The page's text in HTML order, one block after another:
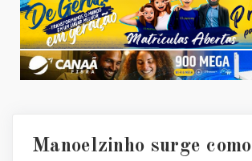
Manoelzinho surge como